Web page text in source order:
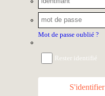
Mot de passe oublié ?
Rester identifié
S'identifier